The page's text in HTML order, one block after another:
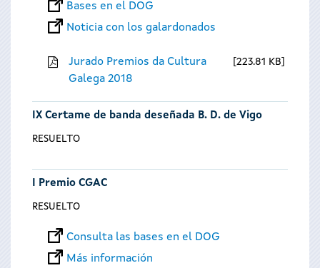
Bases en el DOG
Noticia con los galardonados
Jurado Premios da Cultura
Galega 2018
223.81 KB
IX Certame de banda deseñada B. D. de Vigo
RESUELTO
I Premio CGAC
RESUELTO
Consulta las bases en el DOG
Más información